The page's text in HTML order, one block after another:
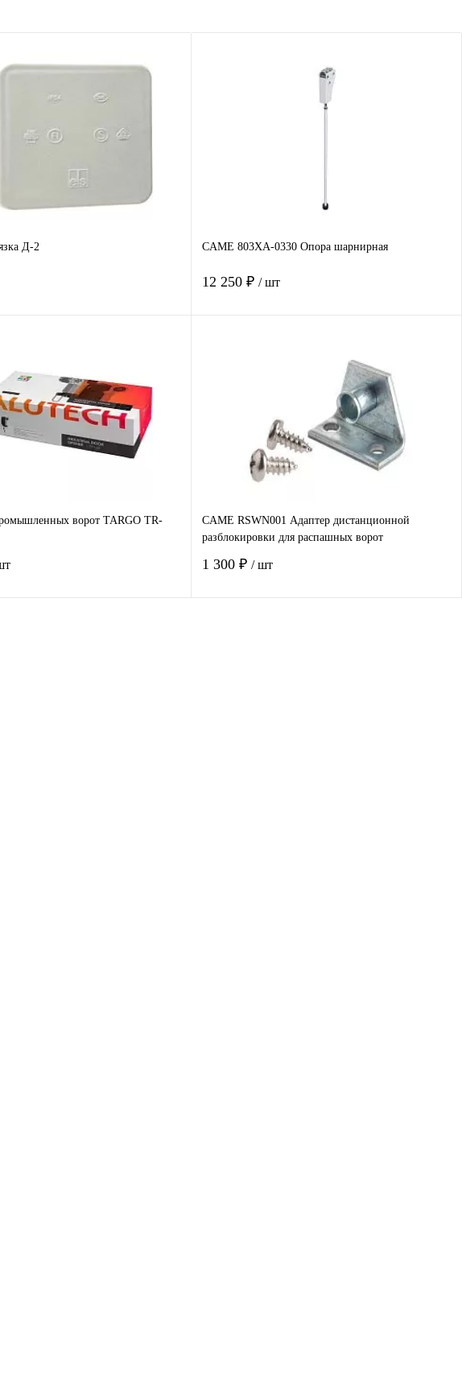
Д-2
1 клик Сравнение
В наличии
CAME 803XA-0330 Опора шарнирная
12 250 ₽/ шт
Сравнение
В избранное Под заказ
ворот TARGO TR-
CAME RSWN001 Адаптер дистанционной
разблокировки для распашных ворот
1 300 ₽/ шт